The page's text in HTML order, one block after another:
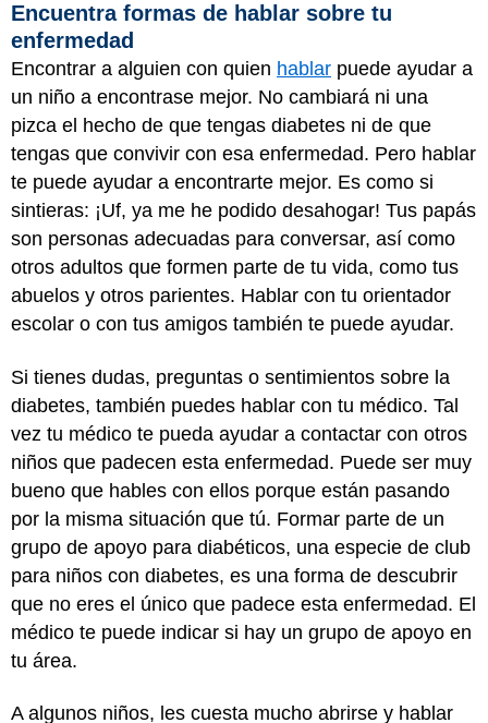
Encuentra formas de hablar sobre tu
enfermedad
Encontrar a alguien con quien hablar puede ayudar a
un niño a encontrase mejor. No cambiará ni una
pizca el hecho de que tengas diabetes ni de que
tengas que convivir con esa enfermedad. Pero hablar
te puede ayudar a encontrarte mejor. Es como si
sintieras: ¡Uf, ya me he podido desahogar! Tus papás
son personas adecuadas para conversar, así como
otros adultos que formen parte de tu vida, como tus
abuelos y otros parientes. Hablar con tu orientador
escolar o con tus amigos también te puede ayudar.
Si tienes dudas, preguntas o sentimientos sobre la
diabetes, también puedes hablar con tu médico. Tal
vez tu médico te pueda ayudar a contactar con otros
niños que padecen esta enfermedad. Puede ser muy
bueno que hables con ellos porque están pasando
por la misma situación que tú. Formar parte de un
grupo de apoyo para diabéticos, una especie de club
para niños con diabetes, es una forma de descubrir
que no eres el único que padece esta enfermedad. El
médico te puede indicar si hay un grupo de apoyo en
tu área.
A algunos niños, les cuesta mucho abrirse y hablar